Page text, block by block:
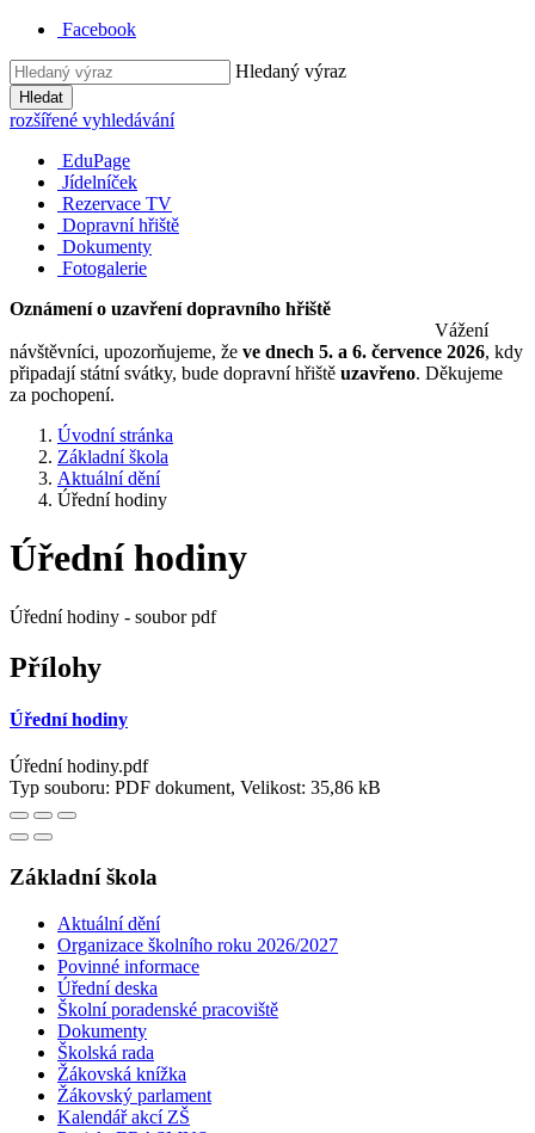
Facebook
Hledaný výraz
Hledat
rozšířené vyhledávání
EduPage
Jídelníček
Rezervace TV
Dopravní hřiště
Dokumenty
Fotogalerie
Oznámení o uzavření dopravního hřiště
Vážení
návštěvníci, upozorňujeme, že ve dnech 5. a 6. července 2026, kdy
připadají státní svátky, bude dopravní hřiště uzavřeno. Děkujeme
za pochopení.
Úvodní stránka
Základní škola
Aktuální dění
Úřední hodiny
Úřední hodiny
Úřední hodiny - soubor pdf
Přílohy
Úřední hodiny
Úřední hodiny.pdf
Typ souboru: PDF dokument, Velikost: 35,86 kB
Základní škola
Aktuální dění
Organizace školního roku 2026/2027
Povinné informace
Úřední deska
Školní poradenské pracoviště
Dokumenty
Školská rada
Žákovská knížka
Žákovský parlament
Kalendář akcí ZŠ